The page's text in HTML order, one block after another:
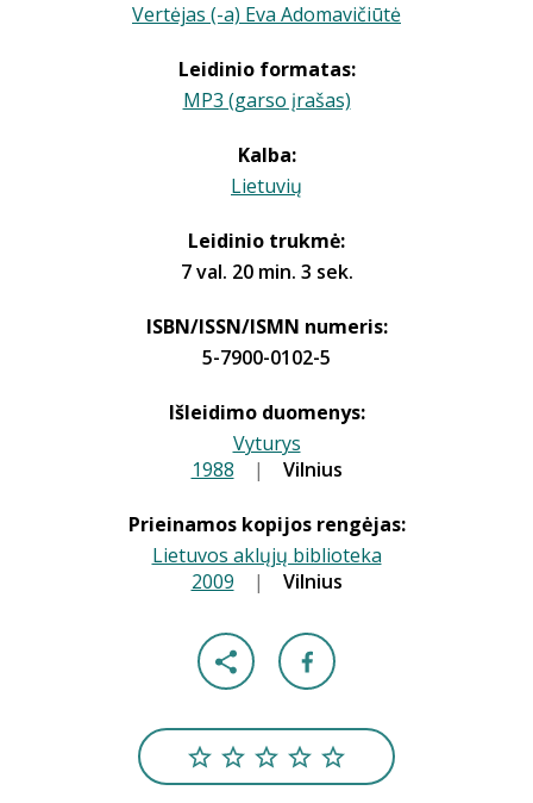
Vertėjas (-a) Eva Adomavičiūtė
Leidinio formatas:
MP3 (garso įrašas)
Kalba:
Lietuvių
Leidinio trukmė:
7 val. 20 min. 3 sek.
ISBN/ISSN/ISMN numeris:
5-7900-0102-5
Išleidimo duomenys:
Vyturys
1988 | Vilnius
Prieinamos kopijos rengėjas:
Lietuvos aklųjų biblioteka
2009 | Vilnius